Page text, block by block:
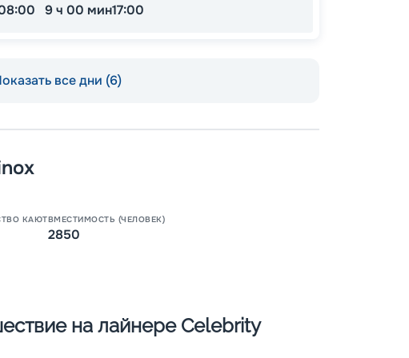
9 ч 00 мин17:00
все дни (6)
КАЮТВМЕСТИМОСТЬ (ЧЕЛОВЕК)
2850
на лайнере Celebrity